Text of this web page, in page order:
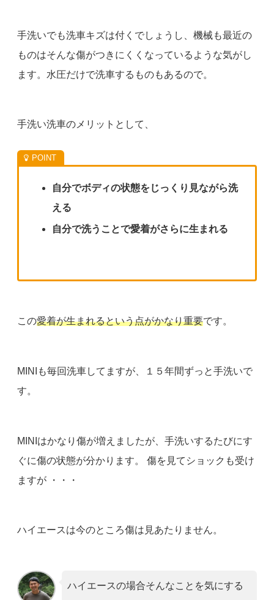
手洗いでも洗車キズは付くでしょうし、機械も最近の
ものはそんな傷がつきにくくなっているような気がし
ます。水圧だけで洗車するものもあるので。
手洗い洗車のメリットとして、
自分でボディの状態をじっくり見ながら洗
える
自分で洗うことで愛着がさらに生まれる
この愛着が生まれるという点がかなり重要です。
MINIも毎回洗車してますが、１５年間ずっと手洗いで
す。
MINIはかなり傷が増えましたが、手洗いするたびにす
ぐに傷の状態が分かります。 傷を見てショックも受け
ますが ・・・
ハイエースは今のところ傷は見あたりません。
ハイエースの場合そんなことを気にする